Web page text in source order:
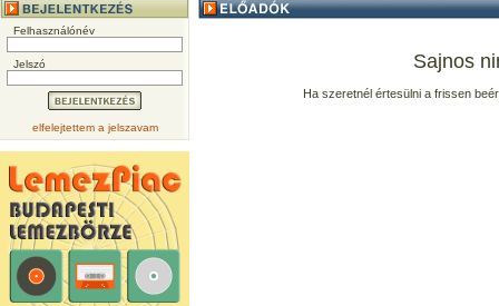
Felhasználónév
Jelszó
elfelejtettem a jelszavam
Sajnos
Ha szeretnél értesülni a frissen